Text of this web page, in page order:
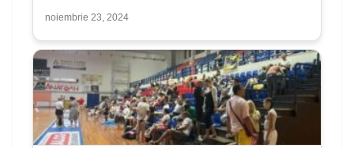
noiembrie 23, 2024